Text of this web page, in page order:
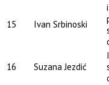
15 Ivan Srbinoski
16 Suzana Jezdić